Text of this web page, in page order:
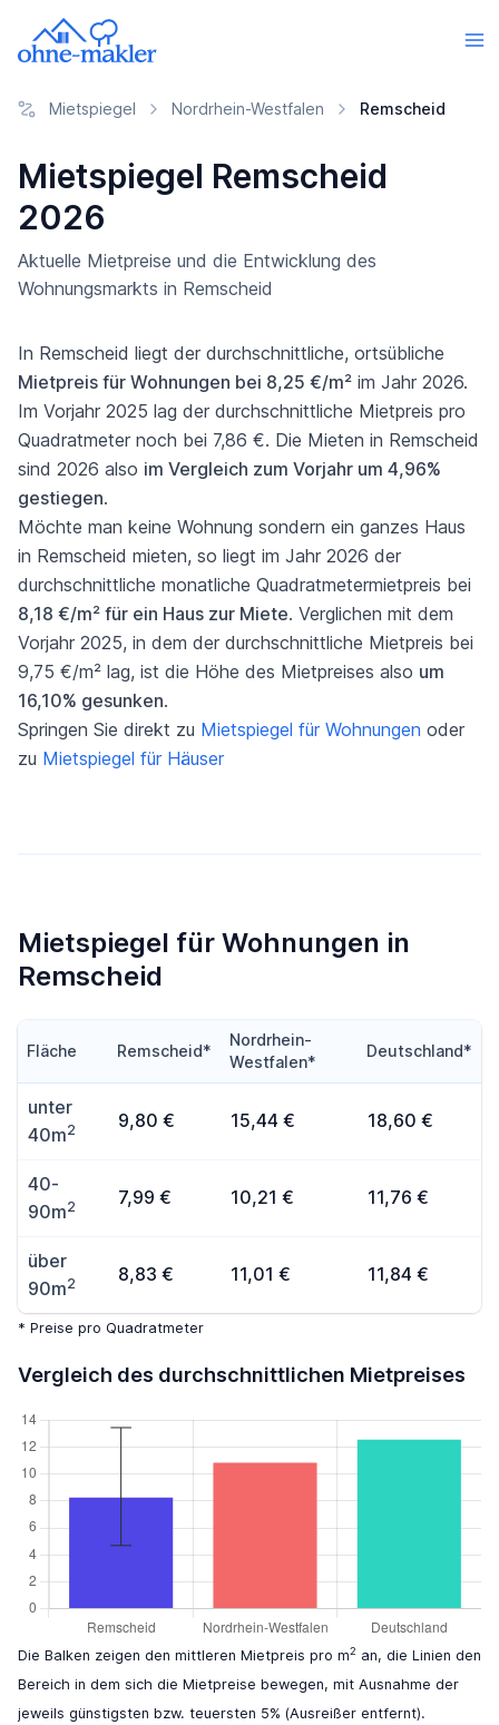
Mietspiegel Nordrhein-Westfalen Remscheid
Mietspiegel Remscheid
2026
Aktuelle Mietpreise und die Entwicklung des
Wohnungsmarkts in Remscheid
In Remscheid liegt der durchschnittliche, ortsübliche
Mietpreis für Wohnungen bei 8,25 €/m² im Jahr 2026.
Im Vorjahr 2025 lag der durchschnittliche Mietpreis pro
Quadratmeter noch bei 7,86 €. Die Mieten in Remscheid
sind 2026 also im Vergleich zum Vorjahr um 4,96%
gestiegen.
Möchte man keine Wohnung sondern ein ganzes Haus
in Remscheid mieten, so liegt im Jahr 2026 der
durchschnittliche monatliche Quadratmetermietpreis bei
8,18 €/m² für ein Haus zur Miete. Verglichen mit dem
Vorjahr 2025, in dem der durchschnittliche Mietpreis bei
9,75 €/m² lag, ist die Höhe des Mietpreises also um
16,10% gesunken.
Springen Sie direkt zu Mietspiegel für Wohnungen oder
zu Mietspiegel für Häuser
Mietspiegel für Wohnungen in
Remscheid
Fläche Remscheid*
Nordrhein-
Westfalen*
Deutschland*
unter
40m2 9,80 € 15,44 € 18,60 €
40-
90m2 7,99 € 10,21 € 11,76 €
über
90m2 8,83 € 11,01 € 11,84 €
* Preise pro Quadratmeter
Vergleich des durchschnittlichen Mietpreises
Die Balken zeigen den mittleren Mietpreis pro m2 an, die Linien den
Bereich in dem sich die Mietpreise bewegen, mit Ausnahme der
jeweils günstigsten bzw. teuersten 5% (Ausreißer entfernt).